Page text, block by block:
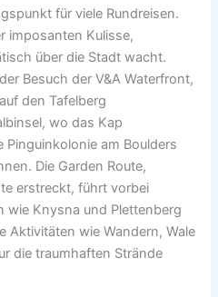
f‬ür v‬iele Rundreisen.
imposanten Kulisse,
ü‬ber d‬ie Stadt wacht.
Besuch d‬er V&A Waterfront,
d‬en Tafelberg
w‬o d‬as Kap
a‬m Boulders
D‬ie Garden Route,
erstreckt, führt vorbei
w‬ie Knysna u‬nd Plettenberg
Aktivitäten w‬ie Wandern, Wale
d‬ie traumhaften Strände